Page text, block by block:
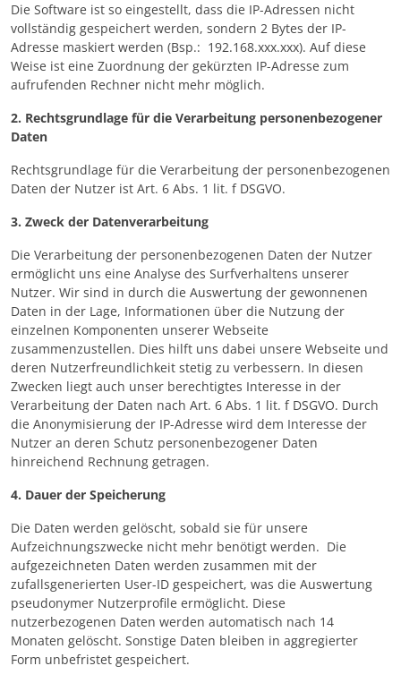
Die Software ist so eingestellt, dass die IP-Adressen nicht
vollständig gespeichert werden, sondern 2 Bytes der IP-
Adresse maskiert werden (Bsp.: 192.168.xxx.xxx). Auf diese
Weise ist eine Zuordnung der gekürzten IP-Adresse zum
aufrufenden Rechner nicht mehr möglich.
2. Rechtsgrundlage für die Verarbeitung personenbezogener
Daten
Rechtsgrundlage für die Verarbeitung der personenbezogenen
Daten der Nutzer ist Art. 6 Abs. 1 lit. f DSGVO.
3. Zweck der Datenverarbeitung
Die Verarbeitung der personenbezogenen Daten der Nutzer
ermöglicht uns eine Analyse des Surfverhaltens unserer
Nutzer. Wir sind in durch die Auswertung der gewonnenen
Daten in der Lage, Informationen über die Nutzung der
einzelnen Komponenten unserer Webseite
zusammenzustellen. Dies hilft uns dabei unsere Webseite und
deren Nutzerfreundlichkeit stetig zu verbessern. In diesen
Zwecken liegt auch unser berechtigtes Interesse in der
Verarbeitung der Daten nach Art. 6 Abs. 1 lit. f DSGVO. Durch
die Anonymisierung der IP-Adresse wird dem Interesse der
Nutzer an deren Schutz personenbezogener Daten
hinreichend Rechnung getragen.
4. Dauer der Speicherung
Die Daten werden gelöscht, sobald sie für unsere
Aufzeichnungszwecke nicht mehr benötigt werden. Die
aufgezeichneten Daten werden zusammen mit der
zufallsgenerierten User-ID gespeichert, was die Auswertung
pseudonymer Nutzerprofile ermöglicht. Diese
nutzerbezogenen Daten werden automatisch nach 14
Monaten gelöscht. Sonstige Daten bleiben in aggregierter
Form unbefristet gespeichert.